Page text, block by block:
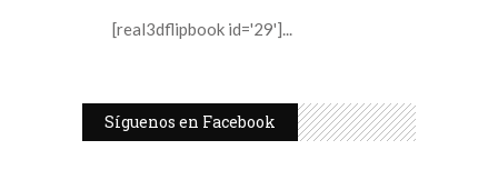
[real3dflipbook id='29']
Síguenos en Facebook